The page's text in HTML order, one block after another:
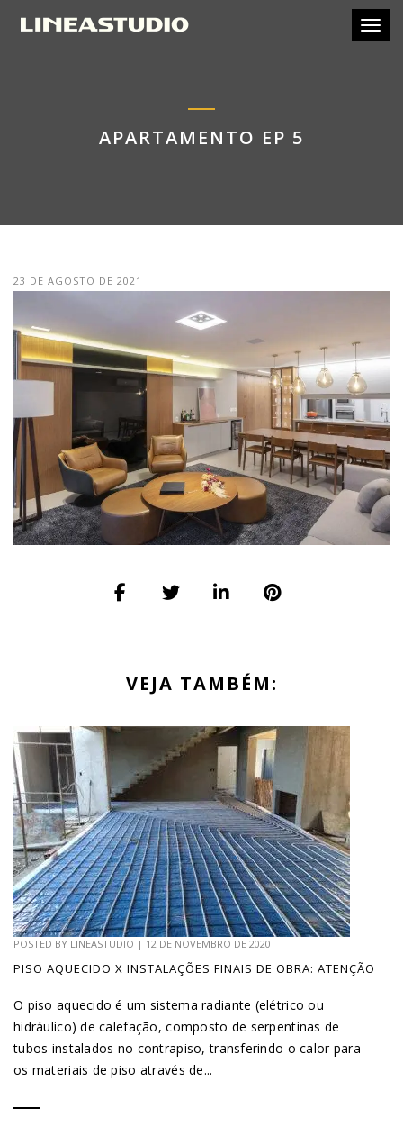
APARTAMENTO EP 5
23 DE AGOSTO DE 2021
VEJA TAMBÉM:
POSTED BY LINEASTUDIO | 12 DE NOVEMBRO DE 2020
PISO AQUECIDO X INSTALAÇÕES FINAIS DE OBRA: ATENÇÃO
O piso aquecido é um sistema radiante (elétrico ou
hidráulico) de calefação, composto de serpentinas de
tubos instalados no contrapiso, transferindo o calor para
os materiais de piso através de...